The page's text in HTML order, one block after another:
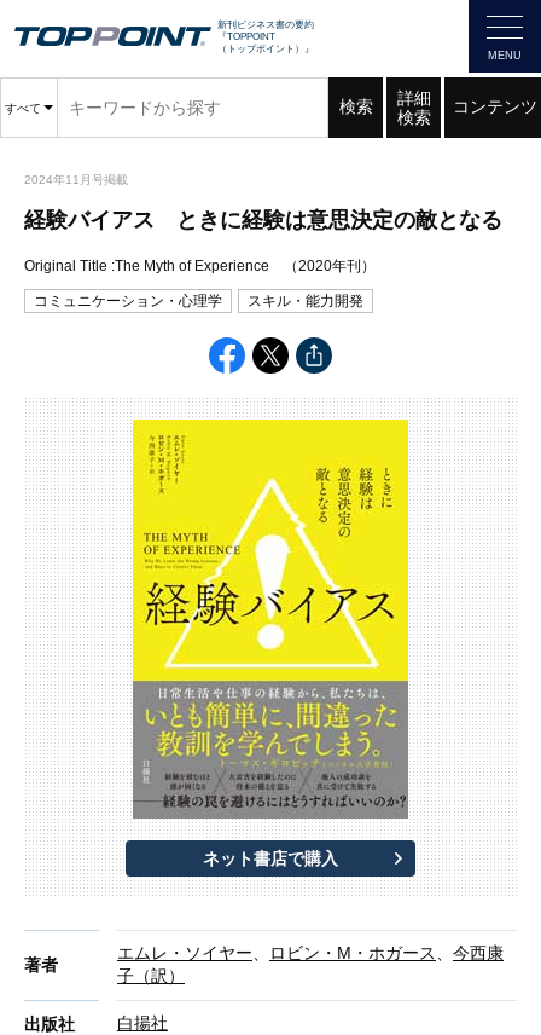
新刊ビジネス書の要約
『TOPPOINT
（トップポイント）』
すべて 検索
詳細
検索
コンテンツ
2024年11月号掲載
経験バイアス ときに経験は意思決定の敵となる
Original Title :The Myth of Experience （2020年刊）
コミュニケーション・心理学 スキル・能力開発
ネット書店で購入
著者
エムレ・ソイヤー ロビン・M・ホガース
今西康
子（訳）
出版社 白揚社